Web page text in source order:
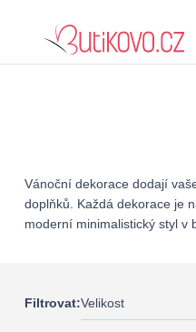
Vánoční dekorace dodají
doplňků. Každá dekorace je
moderní minimalistický styl v
Filtrovat:Velikost